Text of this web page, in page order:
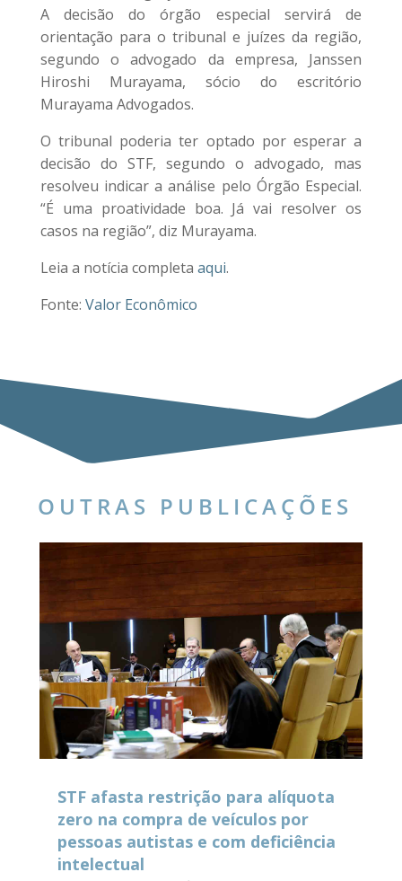
A decisão do órgão especial servirá de
orientação para o tribunal e juízes da região,
segundo o advogado da empresa, Janssen
Hiroshi Murayama, sócio do escritório
Murayama Advogados.
O tribunal poderia ter optado por esperar a
decisão do STF, segundo o advogado, mas
resolveu indicar a análise pelo Órgão Especial.
“É uma proatividade boa. Já vai resolver os
casos na região”, diz Murayama.
Leia a notícia completa aqui.
Fonte: Valor Econômico
OUTRAS PUBLICAÇÕES
STF afasta restrição para alíquota
zero na compra de veículos por
pessoas autistas e com deficiência
intelectual